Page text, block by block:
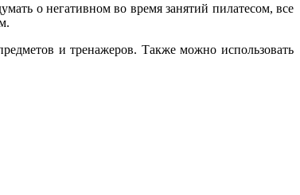
о негативном во время занятий пилатесом, все
и тренажеров. Также можно использовать